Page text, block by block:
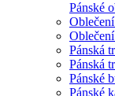
Pánské
Pánská
Pánská
Pánské
Pánské